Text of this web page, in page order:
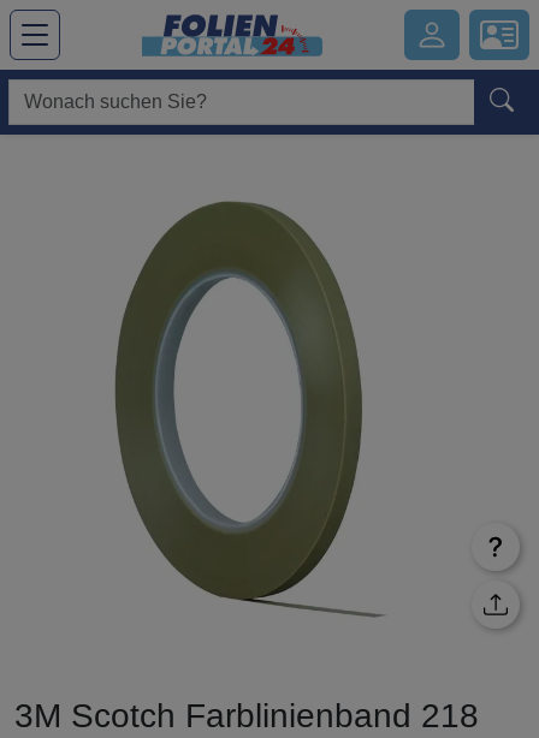
Hauptregion der Seite anspringen
3M Scotch Farblinienband 218